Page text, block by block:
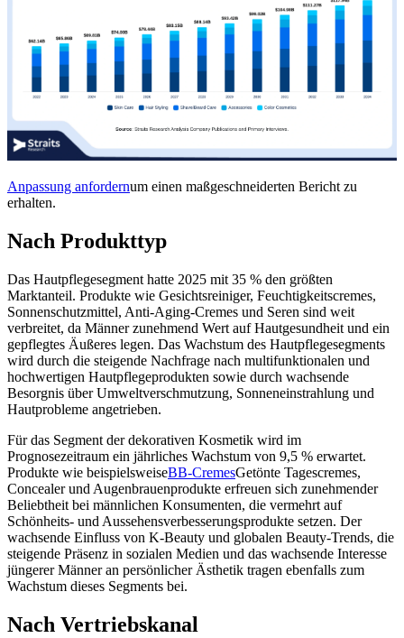
Anpassung anfordernum einen maßgeschneiderten Bericht zu
erhalten.
Nach Produkttyp
Das Hautpflegesegment hatte 2025 mit 35 % den größten
Marktanteil. Produkte wie Gesichtsreiniger, Feuchtigkeitscremes,
Sonnenschutzmittel, Anti-Aging-Cremes und Seren sind weit
verbreitet, da Männer zunehmend Wert auf Hautgesundheit und ein
gepflegtes Äußeres legen. Das Wachstum des Hautpflegesegments
wird durch die steigende Nachfrage nach multifunktionalen und
hochwertigen Hautpflegeprodukten sowie durch wachsende
Besorgnis über Umweltverschmutzung, Sonneneinstrahlung und
Hautprobleme angetrieben.
Für das Segment der dekorativen Kosmetik wird im
Prognosezeitraum ein jährliches Wachstum von 9,5 % erwartet.
Produkte wie beispielsweiseBB-CremesGetönte Tagescremes,
Concealer und Augenbrauenprodukte erfreuen sich zunehmender
Beliebtheit bei männlichen Konsumenten, die vermehrt auf
Schönheits- und Aussehensverbesserungsprodukte setzen. Der
wachsende Einfluss von K-Beauty und globalen Beauty-Trends, die
steigende Präsenz in sozialen Medien und das wachsende Interesse
jüngerer Männer an persönlicher Ästhetik tragen ebenfalls zum
Wachstum dieses Segments bei.
Nach Vertriebskanal